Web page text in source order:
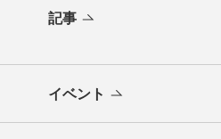
記事
イベント